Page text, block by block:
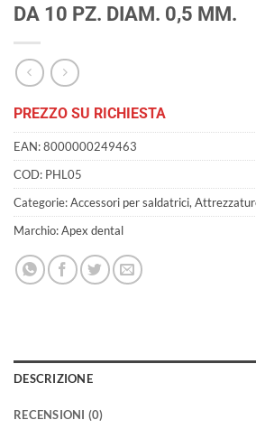
DA 10 PZ. DIAM. 0,5 MM.
PREZZO SU RICHIESTA
EAN:8000000249463
COD: PHL05
Categorie:Accessori per saldatrici,
Marchio:Apex dental
DESCRIZIONE
RECENSIONI (0)